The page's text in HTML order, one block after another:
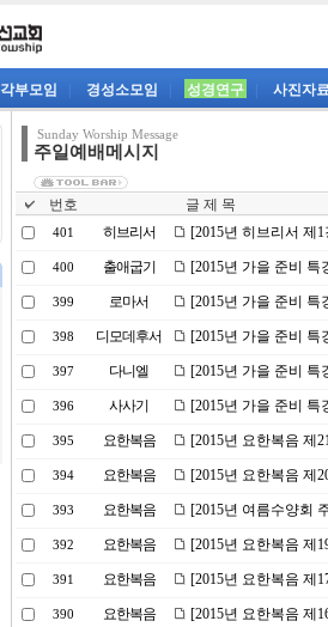
각부모임 경성소모임 성경연구 사진자
Sunday Worship Message
주일예배메시지
번호 글 제 목
401 히브리서 [2015년 히브리서 제
400 출애굽기 [2015년 가을 준비
399 로마서 [2015년 가을 준비
398 디모데후서 [2015년 가을 준비
397 다니엘 [2015년 가을 준비
396 사사기 [2015년 가을 준비
395 요한복음 [2015년 요한복음 제
394 요한복음 [2015년 요한복음 제
393 요한복음 [2015년 여름수양회
392 요한복음 [2015년 요한복음 제
391 요한복음 [2015년 요한복음 제
390 요한복음 [2015년 요한복음 제